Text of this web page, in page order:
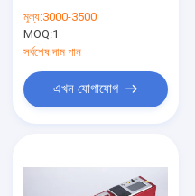
মূল্য:3000-3500
MOQ:1
সর্বশেষ দাম পান
এখন যোগাযোগ